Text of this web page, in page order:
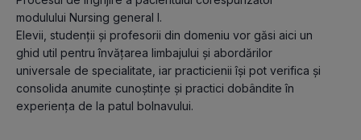
modulului Nursing general I.
Elevii, studenții și profesorii din domeniu vor găsi aici un
ghid util pentru învățarea limbajului și abordărilor
universale de specialitate, iar practicienii își pot verifica și
consolida anumite cunoștințe și practici dobândite în
experiența de la patul bolnavului.